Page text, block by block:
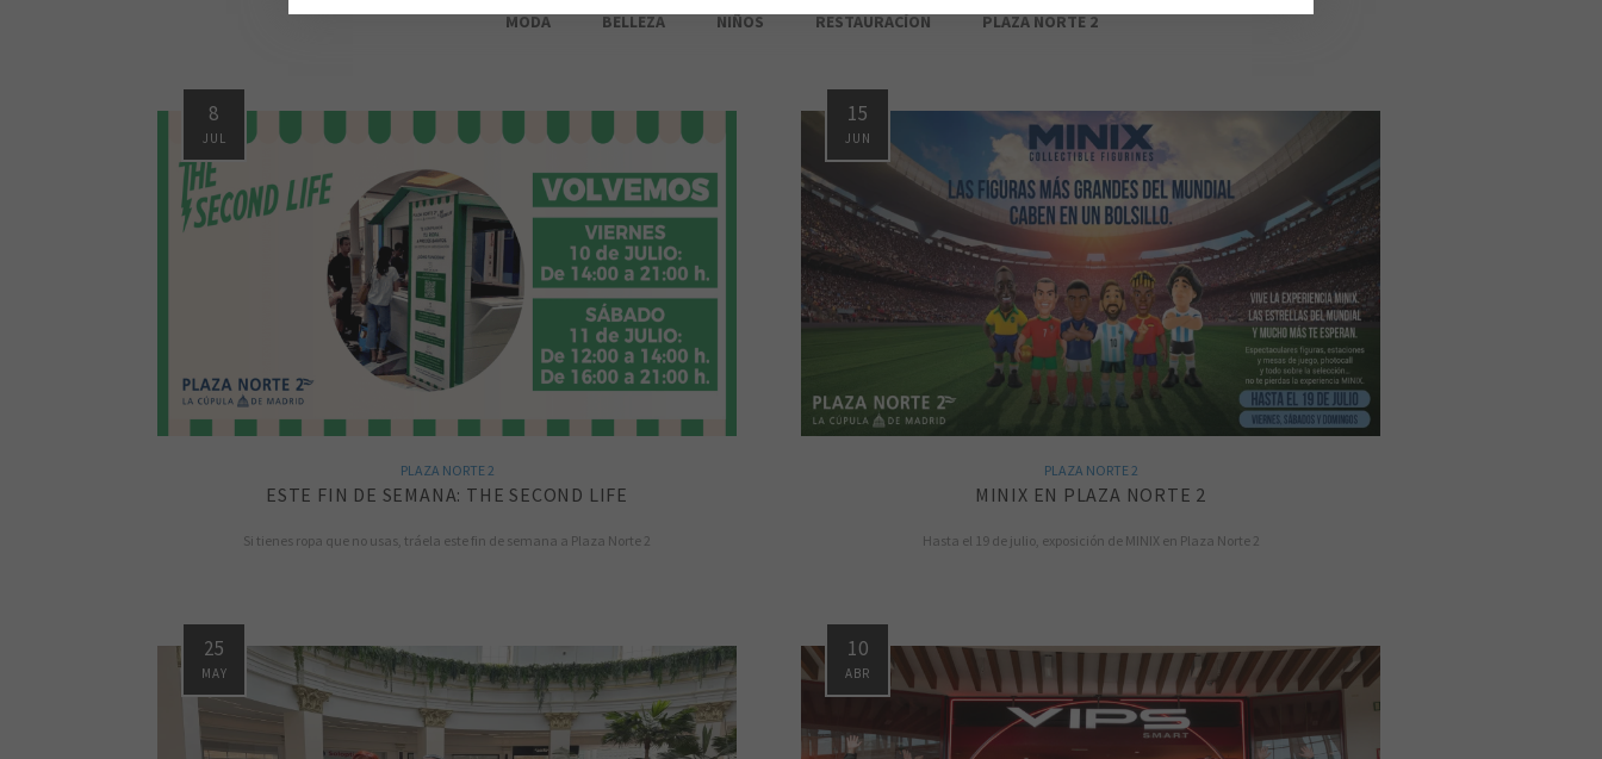
MODA BELLEZA NIÑOS RESTAURACÍON PLAZA NORTE 2
8
JUL
PLAZA NORTE 2
ESTE FIN DE SEMANA: THE SECOND LIFE
Si tienes ropa que no usas, tráela este fin de semana a Plaza Norte 2
15
JUN
PLAZA NORTE 2
MINIX EN PLAZA NORTE 2
Hasta el 19 de julio, exposición de MINIX en Plaza Norte 2
25
MAY
10
ABR